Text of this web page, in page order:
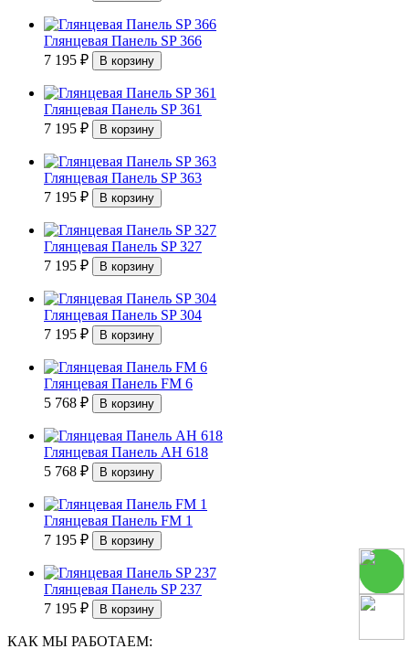
Глянцевая Панель SP 366
7 195 ₽
Глянцевая Панель SP 361
7 195 ₽
Глянцевая Панель SP 363
7 195 ₽
Глянцевая Панель SP 327
7 195 ₽
Глянцевая Панель SP 304
7 195 ₽
Глянцевая Панель FM 6
5 768 ₽
Глянцевая Панель АН 618
5 768 ₽
Глянцевая Панель FM 1
7 195 ₽
Глянцевая Панель SP 237
7 195 ₽
КАК МЫ РАБОТАЕМ: